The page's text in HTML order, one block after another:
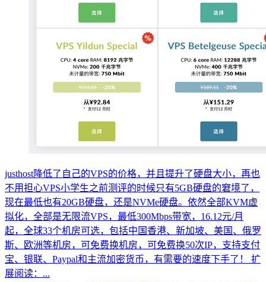
justhost降低了自己的VPS的价格，并且提升了硬盘大小，再也
不用担心VPS小学生之前测评的时候只有5GB硬盘的窘境了，
现在最低也有20GB硬盘，还是NVMe硬盘。依然全部KVM虚
拟化，全部是无限流VPS，最低300Mbps带宽，16.12元/月
起，全球33个机房可选，包括中国香港、新加坡、美国、俄罗
斯、欧洲等机房，可免费换机房，可免费换50次IP，支持支付
宝、银联、Paypal和主流加密货币，有需要的速度下手了！ 扩
展阅读：...